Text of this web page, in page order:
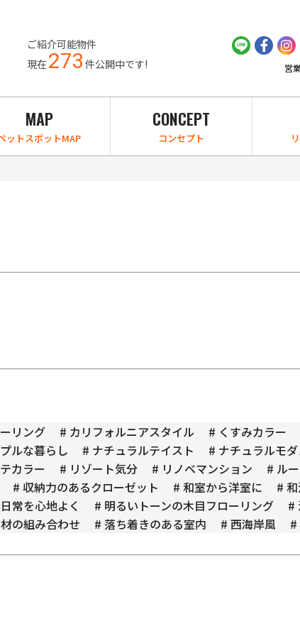
ご紹介可能物件
現在273 件公開中です! 営
MAP
ットスポットMAP
CONCEPT
コンセプト
リング # カリフォルニアスタイル # くすみカラー
ルな暮らし # ナチュラルテイスト # ナチュラルモ
カラー # リゾート気分 # リノベマンション
# ル
# 収納力のあるクローゼット # 和室から洋室に #
常を心地よく # 明るいトーンの木目フローリング
#
の組み合わせ # 落ち着きのある室内 # 西海岸風 #